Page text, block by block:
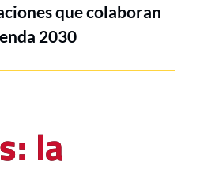
que colaboran
2030
la